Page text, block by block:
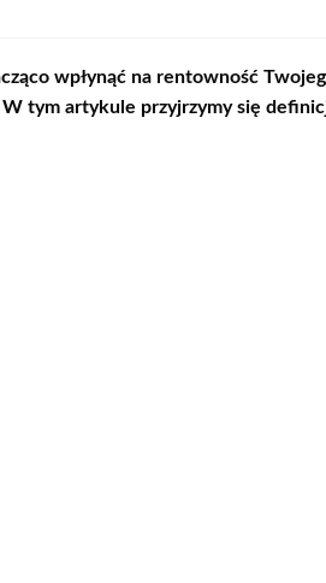
wpłynąć na rentowność
tym artykule przyjrzymy się